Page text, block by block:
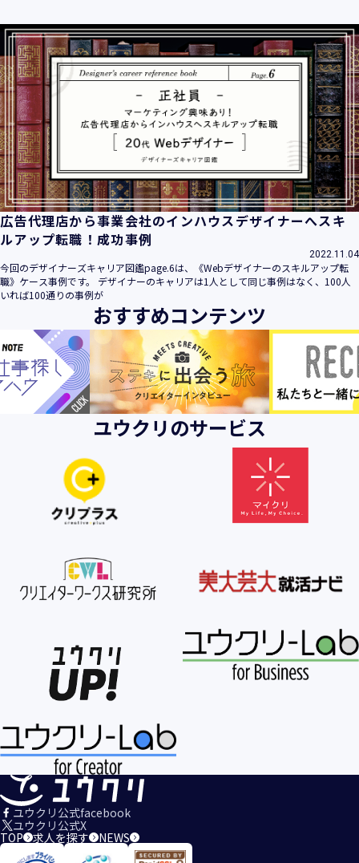
広告代理店から事業会社のインハウスデザイナーへスキ
ルアップ転職！成功事例
2022.11.04
今回のデザイナーズキャリア図鑑page.6は、《Webデザイナーのスキルアップ転
職》ケース事例です。 デザイナーのキャリアは1人として同じ事例はなく、100人
いれば100通りの事例が
おすすめコンテンツ
ユウクリのサービス
ユウクリ公式facebook
ユウクリ公式X
TOP 求人を探す NEWS